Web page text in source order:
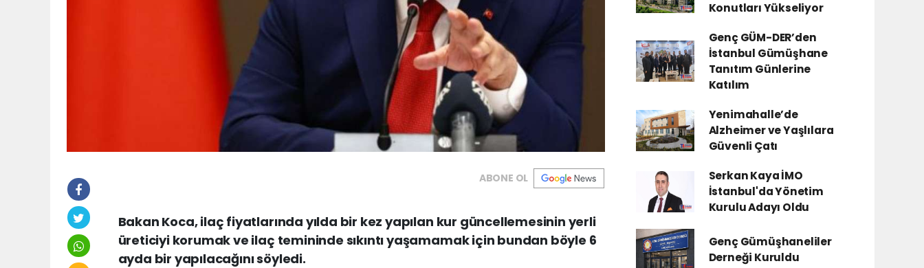
ABONE OL
Bakan Koca, ilaç fiyatlarında yılda bir kez yapılan kur güncellemesinin yerli
üreticiyi korumak ve ilaç temininde sıkıntı yaşamamak için bundan böyle 6
ayda bir yapılacağını söyledi.
Konutları Yükseliyor
Genç GÜM-DER’den
İstanbul Gümüşhane
Tanıtım Günlerine
Katılım
Yenimahalle’de
Alzheimer ve Yaşlılara
Güvenli Çatı
Serkan Kaya İMO
İstanbul'da Yönetim
Kurulu Adayı Oldu
Genç Gümüşhaneliler
Derneği Kuruldu